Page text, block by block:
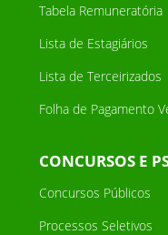
Tabela Remuneratória
Lista de Estagiários
Lista de Terceirizados
Folha de Pagamento
CONCURSOS E
Concursos Públicos
Processos Seletivos